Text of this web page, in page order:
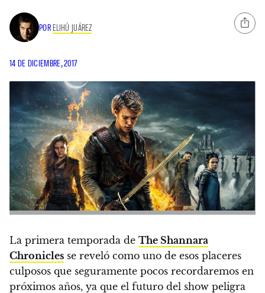
POR ELIHÚ JUÁREZ
14 DE DICIEMBRE, 2017
La primera temporada de The Shannara
Chronicles se reveló como uno de esos placeres
culposos que seguramente pocos recordaremos en
próximos años, ya que el futuro del show peligra